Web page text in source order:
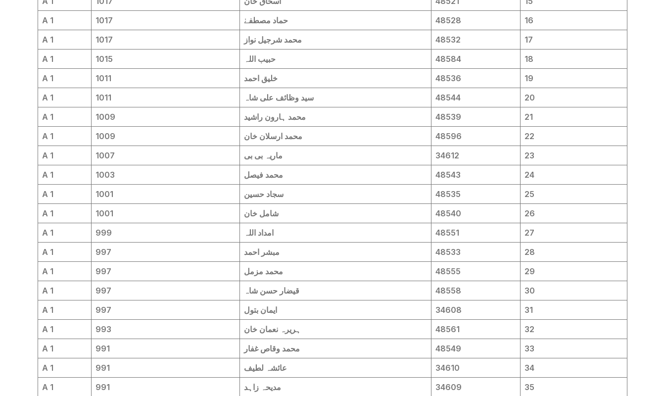
A 1
1017 حماد مصطفےٰ 48528
16
A 1
1017 محمد شرجیل نواز 48532
17
A 1
1015 حبیب اللہ 48584
18
A 1
1011 خلیق احمد 48536
19
A 1
1011 سید وظائف علی شاہ 48544
20
A 1
1009 محمد ہارون راشید 48539
21
A 1
1009 محمد ارسلان خان 48596
22
A 1
1007 ماریہ بی بی 34612
23
A 1
1003 محمد فیصل 48543
24
A 1
1001 سجاد حسین 48535
25
A 1
1001 شامل خان 48540
26
A 1
999 امداد اللہ 48551
27
A 1
997 مبشر احمد 48533
28
A 1
997 محمد مزمل 48555
29
A 1
997 قیضار حسن شاہ 48558
30
A 1
997 ایمان بتول 34608
31
A 1
993 ہریرہ نعمان خان 48561
32
A 1
991 محمد وقاص غفار 48549
33
A 1
991 عائشہ لطیف 34610
34
A 1
991 مدیحہ زاہد 34609
35